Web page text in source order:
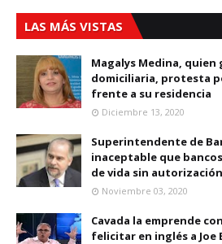
LAS MÁS VISTAS
Magalys Medina,
domiciliaria, protesta
frente a su residencia
Diciembre 13, 2020
Superintendente de
inaceptable que
de vida sin
Noviembre 03, 2020
Cavada la emprende
felicitar en inglés a Joe